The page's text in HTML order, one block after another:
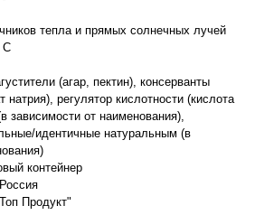
тепла и прямых солнечных лучей
С
(агар, пектин), консерванты
натрия), регулятор кислотности (кислота
зависимости от наименования),
идентичные натуральным (в
контейнер
Россия
Продукт"